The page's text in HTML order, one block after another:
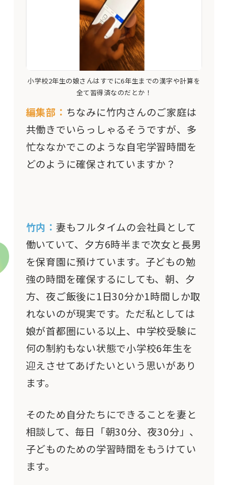
小学校2年生の娘さんはすでに6年生までの漢字や計算を
全て習得済なのだとか！
編集部： ちなみに竹内さんのご家庭は
共働きでいらっしゃるそうですが、多
忙ななかでこのような自宅学習時間を
どのように確保されていますか？
竹内： 妻もフルタイムの会社員として
働いていて、夕方6時半まで次女と長男
を保育園に預けています。子どもの勉
強の時間を確保するにしても、朝、夕
方、夜ご飯後に1日30分か1時間しか取
れないのが現実です。ただ私としては
娘が首都圏にいる以上、中学校受験に
何の制約もない状態で小学校6年生を
迎えさせてあげたいという思いがあり
ます。
そのため自分たちにできることを妻と
相談して、毎日「朝30分、夜30分」、
子どものための学習時間をもうけてい
ます。